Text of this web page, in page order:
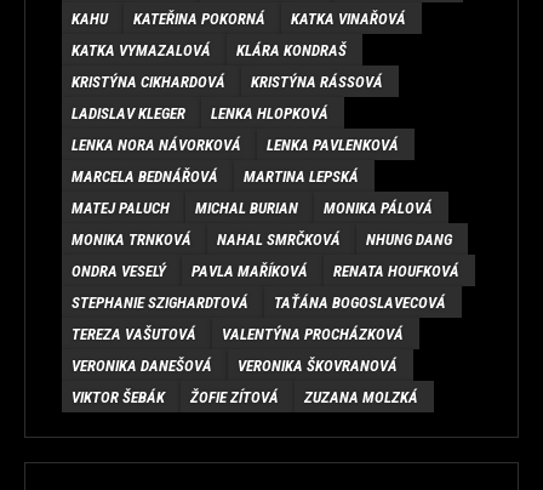
KAHU
KATEŘINA POKORNÁ
KATKA VINAŘOVÁ
KATKA VYMAZALOVÁ
KLÁRA KONDRAŠ
KRISTÝNA CIKHARDOVÁ
KRISTÝNA RÁSSOVÁ
LADISLAV KLEGER
LENKA HLOPKOVÁ
LENKA NORA NÁVORKOVÁ
LENKA PAVLENKOVÁ
MARCELA BEDNÁŘOVÁ
MARTINA LEPSKÁ
MATEJ PALUCH
MICHAL BURIAN
MONIKA PÁLOVÁ
MONIKA TRNKOVÁ
NAHAL SMRČKOVÁ
NHUNG DANG
ONDRA VESELÝ
PAVLA MAŘÍKOVÁ
RENATA HOUFKOVÁ
STEPHANIE SZIGHARDTOVÁ
TAŤÁNA BOGOSLAVECOVÁ
TEREZA VAŠUTOVÁ
VALENTÝNA PROCHÁZKOVÁ
VERONIKA DANEŠOVÁ
VERONIKA ŠKOVRANOVÁ
VIKTOR ŠEBÁK
ŽOFIE ZÍTOVÁ ZUZANA MOLZKÁ